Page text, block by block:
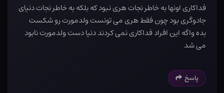
فداکاری اونها به خاطر نجات هری نبود که بلکه به خاطر نجات دنیای
جادوگری بود چون فقط هری می تونست ولدمورت رو شکست
بده واگه این افراد فداکاری نمی کردند دنیا دست ولدمورت نابود
می شد
پاسخ